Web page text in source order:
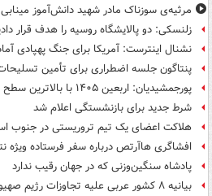
مرثیه‌ی سوزناک مادر شهید دانش‌آموز مینابی
زلنسکی: دو پالایشگاه روسیه را هدف قرار
نشنال اینترست: آمریکا برای جنگ پهپادی
پنتاگون جلسه اضطراری برای تأمین
پورجمشیدیان: اربعین ۱۴۰۵ با بالاترین سطح امنیت برگزار شد
شرط جدید برای بازنشستگی اعلام شد
هلاکت اعضای یک تیم تروریستی در جنوب
افشاگری هاآرتص درباره سفر فرستاده ویژه
پادشاه سنگین‌وزنی که در جهان رقیب ندارد
بیانیه ۸ کشور عربی علیه تجاوزات رژیم صهیونیستی در غزه